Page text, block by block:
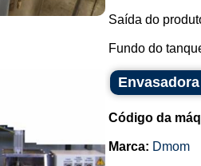
Saída do
Fundo do
Código da
Marca: Dmom